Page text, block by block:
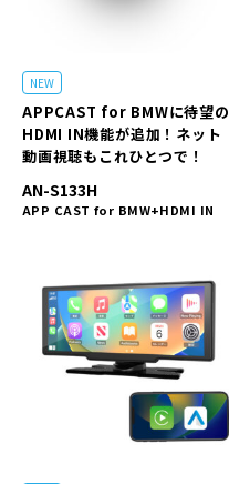
NEW
APPCAST for BMWに待望の
HDMI IN機能が追加！ネット
動画視聴もこれひとつで！
AN-S133H
APP CAST for BMW+HDMI IN